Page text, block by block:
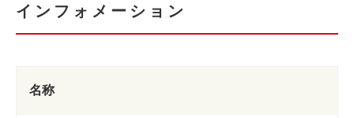
インフォメーション
名称